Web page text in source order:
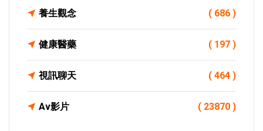
養生觀念 ( 686 )
健康醫藥 ( 197 )
視訊聊天 ( 464 )
Av影片 ( 23870 )